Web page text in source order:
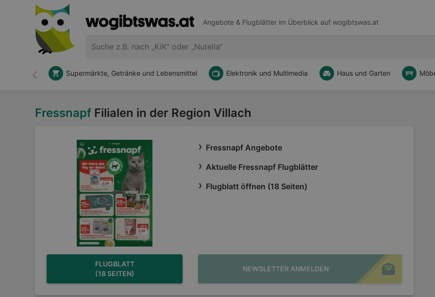
Angebote & Flugblätter im Überblick auf wogibtswas.at
Zurück
Supermärkte, Getränke und Lebensmittel Elektronik und Multimedia Haus und Garten
Fressnapf Filialen in der Region Villach
FLUGBLATT
(18 SEITEN)
Fressnapf Angebote
Aktuelle Fressnapf Flugblätter
Flugblatt öffnen (18 Seiten)
NEWSLETTER ANMELDEN